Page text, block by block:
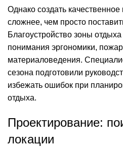
Однако создать
сложнее, чем просто
Благоустройство зоны отдыха
понимания эргономики,
материаловедения.
сезона подготовили
избежать ошибок при
отдыха.
Проектирование:
локации